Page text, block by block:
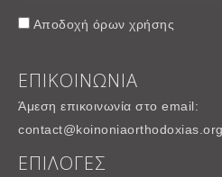
Αποδοχή όρων χρήσης
ΕΠΙΚΟΙΝΩΝΙΑ
Άμεση επικοινωνία στο email:
contact@koinoniaorthodoxias.org
ΕΠΙΛΟΓΕΣ